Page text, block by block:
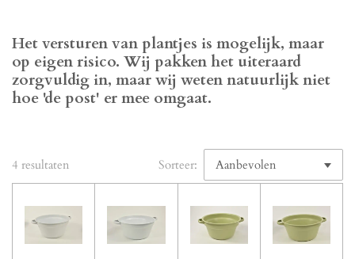
Het versturen van plantjes is mogelijk, maar
op eigen risico. Wij pakken het uiteraard
zorgvuldig in, maar wij weten natuurlijk niet
hoe 'de post' er mee omgaat.
4 resultaten Sorteer: